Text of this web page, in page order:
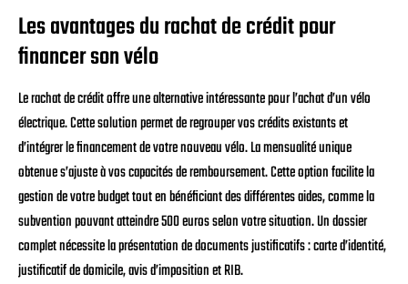
Les avantages du rachat de crédit pour
financer son vélo
Le rachat de crédit offre une alternative intéressante pour l’achat d’un vélo
électrique. Cette solution permet de regrouper vos crédits existants et
d’intégrer le financement de votre nouveau vélo. La mensualité unique
obtenue s’ajuste à vos capacités de remboursement. Cette option facilite la
gestion de votre budget tout en bénéficiant des différentes aides, comme la
subvention pouvant atteindre 500 euros selon votre situation. Un dossier
complet nécessite la présentation de documents justificatifs : carte d’identité,
justificatif de domicile, avis d’imposition et RIB.